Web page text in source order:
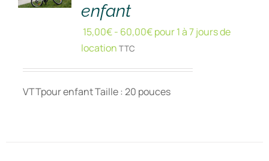
enfant
15,00€- 60,00€pour 1 à 7 jours de
location TTC
VTTpour enfant Taille : 20 pouces